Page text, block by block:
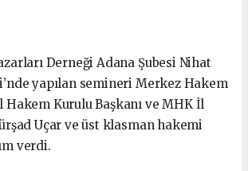
Derneği Adana Şubesi Nihat
yapılan semineri Merkez Hakem
Kurulu Başkanı ve MHK İl
Uçar ve üst klasman hakemi
verdi.